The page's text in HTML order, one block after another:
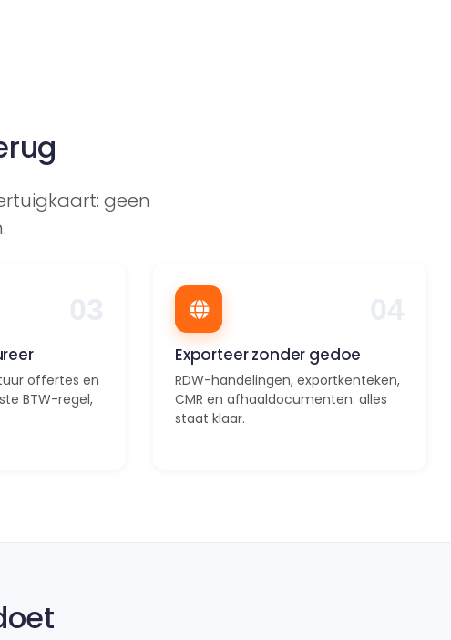
geen
offertes en
BTW-regel,
Exporteer zonder gedoe
RDW-handelingen, exportkenteken,
CMR en afhaaldocumenten: alles
staat klaar.